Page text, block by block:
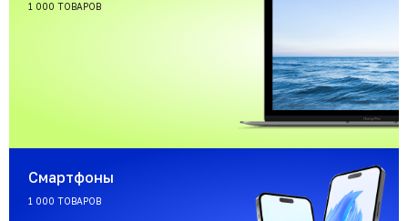
1 000 ТОВАРОВ
Смартфоны
1 000 ТОВАРОВ